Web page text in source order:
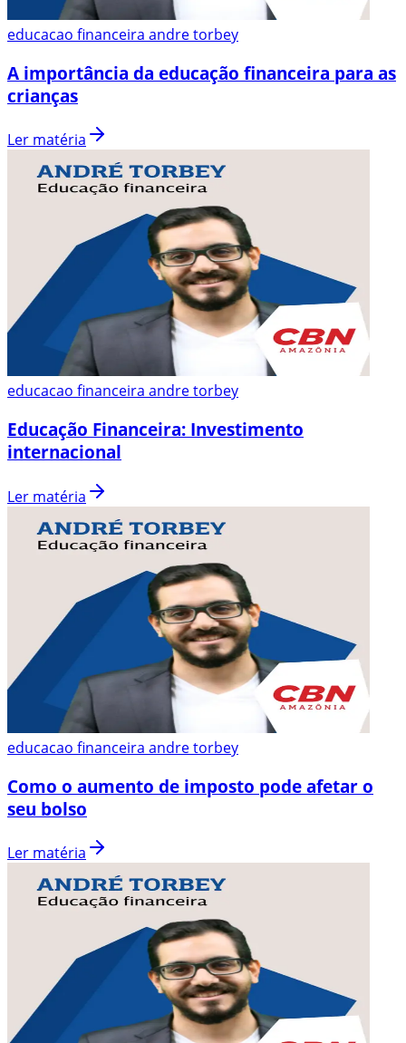
educacao financeira andre torbey
A importância da educação financeira para as
crianças
Ler matéria
educacao financeira andre torbey
Educação Financeira: Investimento
internacional
Ler matéria
educacao financeira andre torbey
Como o aumento de imposto pode afetar o
seu bolso
Ler matéria